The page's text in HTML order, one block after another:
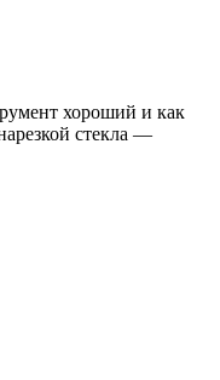
хороший и как
стекла —